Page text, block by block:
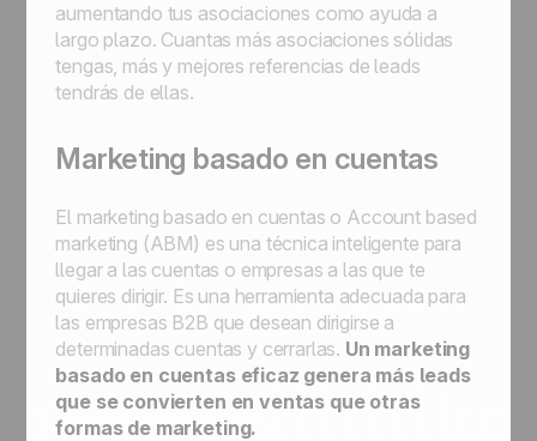
aumentando tus asociaciones como ayuda a
largo plazo. Cuantas más asociaciones sólidas
tengas, más y mejores referencias de leads
tendrás de ellas.
Marketing basado en cuentas
El marketing basado en cuentas o Account based
marketing (ABM) es una técnica inteligente para
llegar a las cuentas o empresas a las que te
quieres dirigir. Es una herramienta adecuada para
las empresas B2B que desean dirigirse a
determinadas cuentas y cerrarlas. Un marketing
basado en cuentas eficaz genera más leads
que se convierten en ventas que otras
formas de marketing.